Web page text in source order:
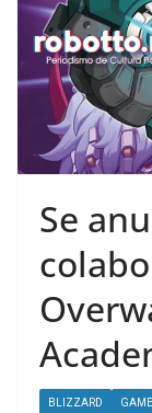
Se
BLIZZARD